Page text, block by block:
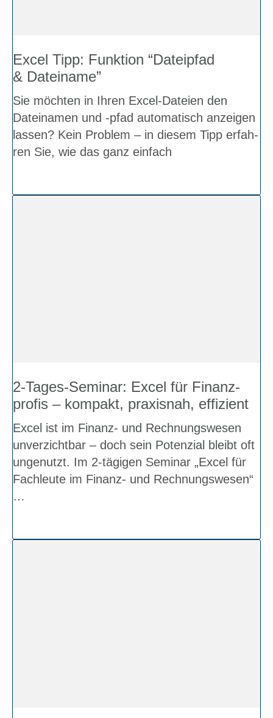
Excel Tipp: Funk­ti­on “Datei­pfad
& Datei­na­me”
Sie möch­ten in Ihren Excel-Datei­en den
Datei­na­men und ‑pfad auto­ma­tisch anzei­gen
las­sen? Kein Pro­blem – in die­sem Tipp erfah­
ren Sie, wie das ganz ein­fach
2‑Ta­­ges-Semi­­nar: Excel für Finanz­
pro­fis – kom­pakt, pra­xis­nah, effi­zi­ent
Excel ist im Finanz- und Rech­nungs­we­sen
unver­zicht­bar – doch sein Poten­zi­al bleibt oft
unge­nutzt. Im 2‑tägigen Semi­nar „Excel für
Fach­leu­te im Finanz- und Rech­nungs­we­sen“
…